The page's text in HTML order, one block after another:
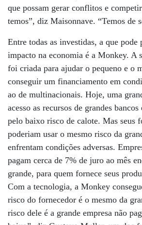
que possam gerar conflitos e
temos”, diz Maisonnave. “Temos de
Entre todas as investidas, a que
impacto na economia é a Monkey. A
foi criada para ajudar o pequeno e o
conseguir um financiamento em
ao de multinacionais. Hoje, uma
acesso as recursos de grandes
pelo baixo risco de calote. Mas seus
poderiam usar o mesmo risco da
enfrentam condições adversas.
pagam cerca de 7% de juro ao mês
grande, para quem fornece seus
Com a tecnologia, a Monkey
risco do fornecedor é o mesmo da
risco dele é a grande empresa não